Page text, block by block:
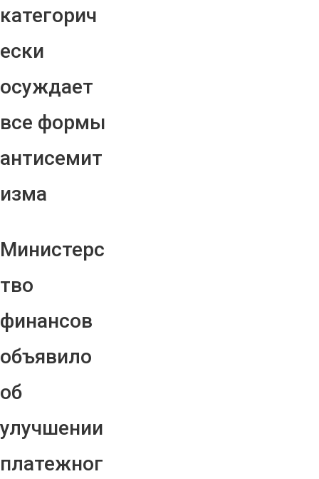
категорич
ески
осуждает
все формы
антисемит
изма
Министерс
тво
финансов
объявило
об
улучшении
платежног